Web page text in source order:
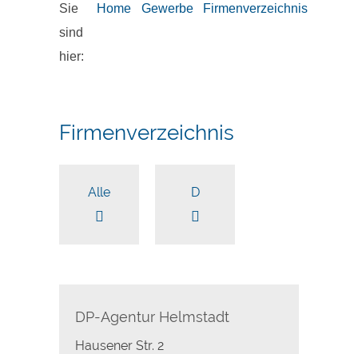
Sie
sind
hier:
Home Gewerbe Firmenverzeichnis
Firmenverzeichnis
Alle D
DP-Agentur Helmstadt
Hausener Str. 2